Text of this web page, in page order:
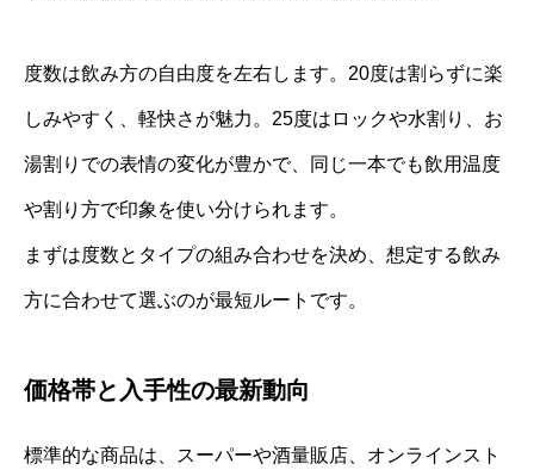
度数は飲み方の自由度を左右します。20度は割らずに楽
しみやすく、軽快さが魅力。25度はロックや水割り、お
湯割りでの表情の変化が豊かで、同じ一本でも飲用温度
や割り方で印象を使い分けられます。
まずは度数とタイプの組み合わせを決め、想定する飲み
方に合わせて選ぶのが最短ルートです。
価格帯と入手性の最新動向
標準的な商品は、スーパーや酒量販店、オンラインスト